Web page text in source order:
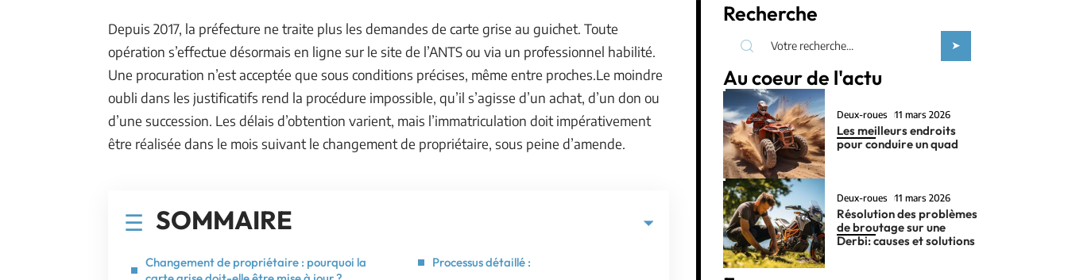
Depuis 2017, la préfecture ne traite plus les demandes de carte grise au guichet. Toute
opération s’effectue désormais en ligne sur le site de l’ANTS ou via un professionnel habilité.
Une procuration n’est acceptée que sous conditions précises, même entre proches.Le moindre
oubli dans les justificatifs rend la procédure impossible, qu’il s’agisse d’un achat, d’un don ou
d’une succession. Les délais d’obtention varient, mais l’immatriculation doit impérativement
être réalisée dans le mois suivant le changement de propriétaire, sous peine d’amende.
SOMMAIRE
Changement de propriétaire : pourquoi la
Processus détaillé :
Recherche
Au coeur de l'actu
Deux-roues 11 mars 2026
Les meilleurs endroits
pour conduire un quad
Deux-roues 11 mars 2026
Résolution des problèmes
de broutage sur une
Derbi: causes et solutions